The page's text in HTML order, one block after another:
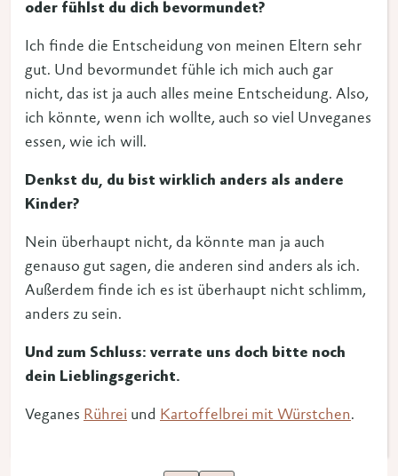
oder fühlst du dich bevormundet?
Ich finde die Entscheidung von meinen Eltern sehr
gut. Und bevormundet fühle ich mich auch gar
nicht, das ist ja auch alles meine Entscheidung. Also,
ich könnte, wenn ich wollte, auch so viel Unveganes
essen, wie ich will.
Denkst du, du bist wirklich anders als andere
Kinder?
Nein überhaupt nicht, da könnte man ja auch
genauso gut sagen, die anderen sind anders als ich.
Außerdem finde ich es ist überhaupt nicht schlimm,
anders zu sein.
Und zum Schluss: verrate uns doch bitte noch
dein Lieblingsgericht.
Veganes Rührei und Kartoffelbrei mit Würstchen.